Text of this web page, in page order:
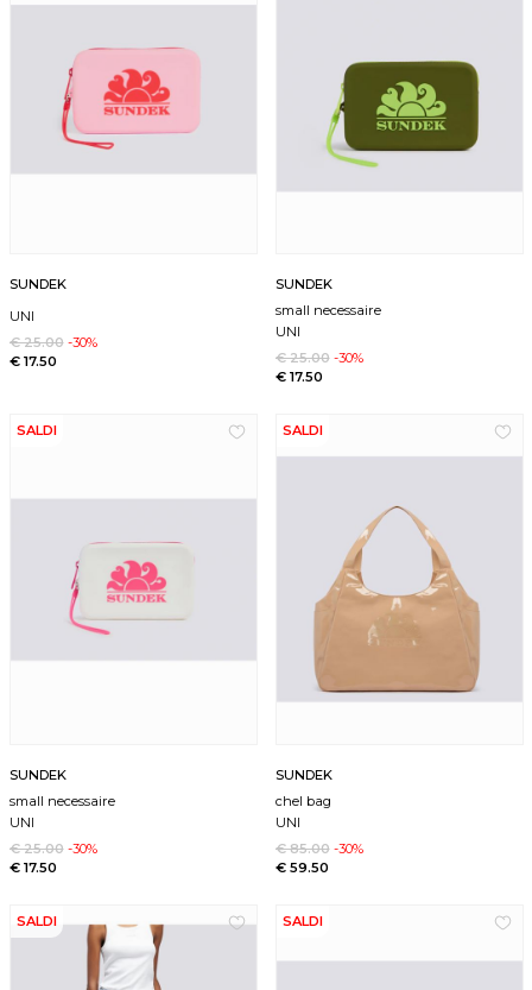
SUNDEK
UNI
€ 25.00 -30%
€ 17.50
SUNDEK
small necessaire
UNI
€ 25.00 -30%
€ 17.50
SALDI
SUNDEK
small necessaire
UNI
€ 25.00 -30%
€ 17.50
SALDI
SUNDEK
chel bag
UNI
€ 85.00 -30%
€ 59.50
SALDI SALDI